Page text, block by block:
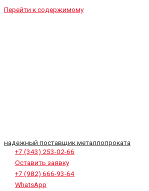
Перейти к содержимому
надежный поставщик металлопроката
+7 (343) 253-02-66
Оставить заявку
+7 (982) 666-93-64
WhatsApp